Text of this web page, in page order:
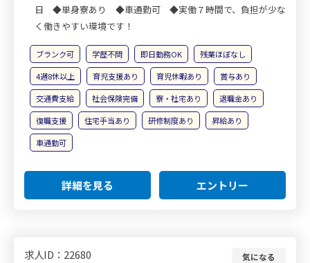
日 ◆単身寮あり ◆車通勤可 ◆実働７時間で、負担が少な
く働きやすい環境です！
ブランク可 学歴不問 即日勤務OK
残業ほぼなし
4週8休以上
育児支援あり 育児休暇あり
賞与あり
交通費支給
社会保険完備 寮・社宅あり
退職金あり
復職支援
住宅手当あり 研修制度あり
昇給あり
車通勤可
詳細を見る エントリー
求人ID：22680
気になる